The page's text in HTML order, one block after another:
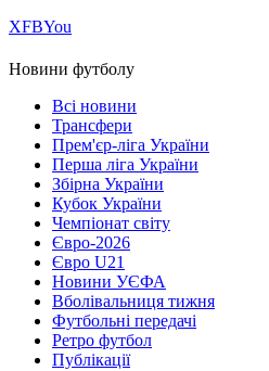
ХFBYou
Новини футболу
Всі новини
Трансфери
Прем'єр-ліга України
Перша ліга України
Збірна України
Кубок України
Чемпіонат світу
Євро-2026
Євро U21
Новини УЄФА
Вболівальниця тижня
Футбольні передачі
Ретро футбол
Публікації